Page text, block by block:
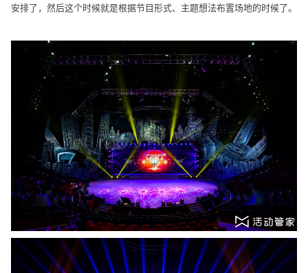
安排了，然后这个时候就是根据节目形式、主题想法布置场地的时候了。